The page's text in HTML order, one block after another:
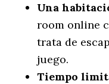
Una
room online
trata de
juego.
Tiempo